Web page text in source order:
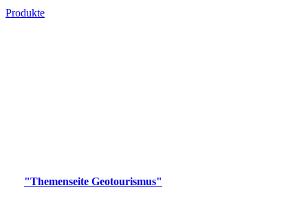
Produkte
"Themenseite Geotourismus"